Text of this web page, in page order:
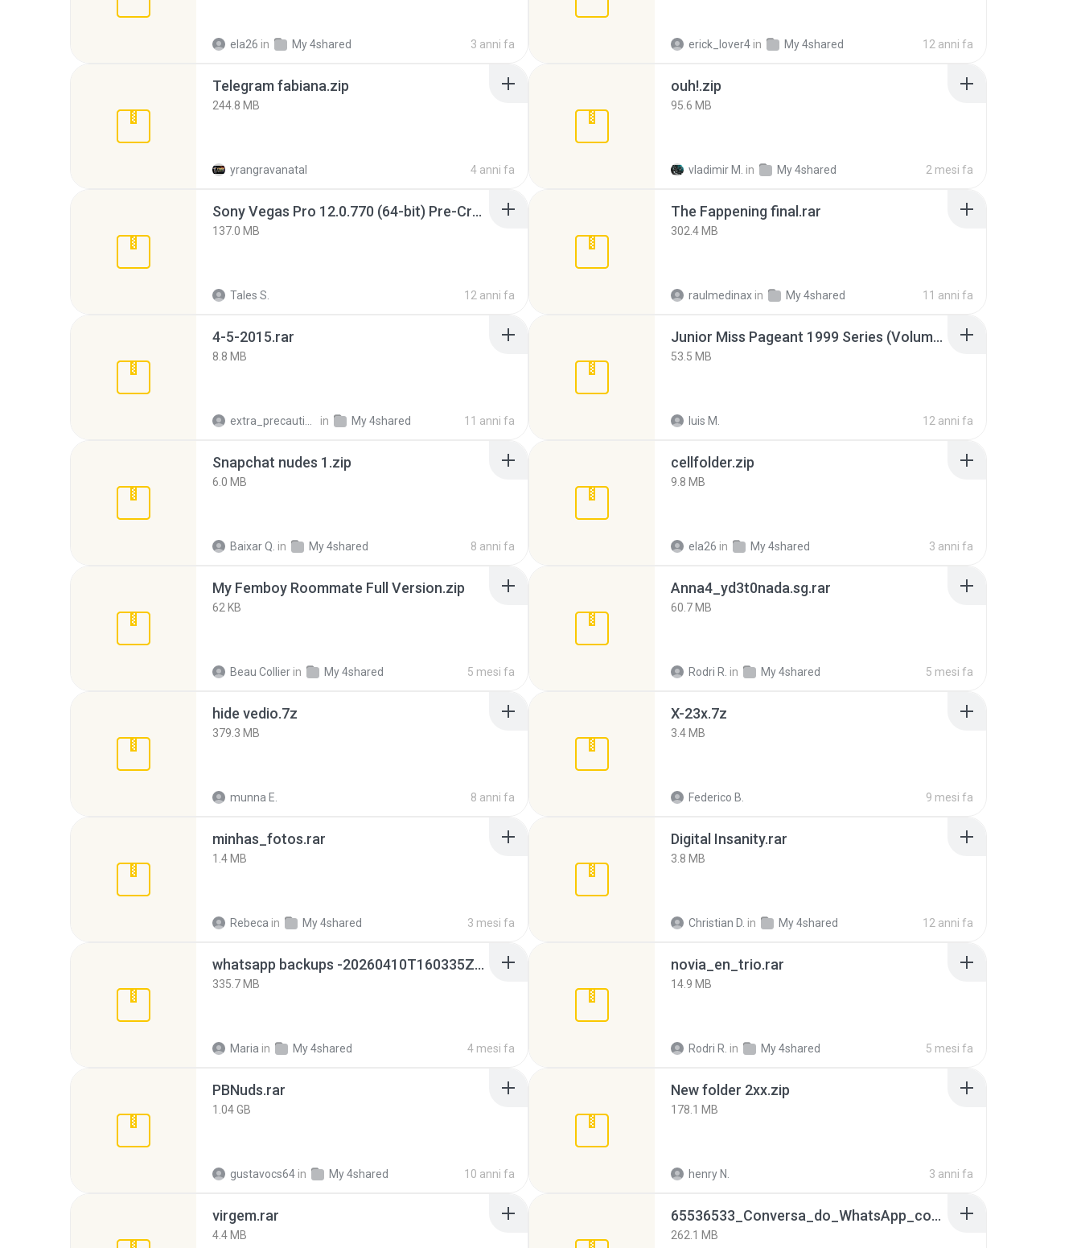
ela26 in My 4shared 3 anni fa erick_lover4 in My 4shared 12 anni fa
Telegram fabiana.zip
244.8 MB
yrangravanatal 4 anni fa
ouh!.zip
95.6 MB
vladimir M. in My 4shared 2 mesi fa
Sony Vegas Pro 12.0.770 (64-bit) Pre-Cracked.zip
137.0 MB
Tales S. 12 anni fa
The Fappening final.rar
302.4 MB
raulmedinax in My 4shared 11 anni fa
4-5-2015.rar
8.8 MB
in My 4shared 11 anni fa
Junior Miss Pageant 1999 Series (Volume I Part I NC 6).7z
53.5 MB
luis M. 12 anni fa
Snapchat nudes 1.zip
6.0 MB
Baixar Q. in My 4shared 8 anni fa
cellfolder.zip
9.8 MB
ela26 in My 4shared 3 anni fa
My Femboy Roommate Full Version.zip
62 KB
Beau Collier in My 4shared 5 mesi fa
Anna4_yd3t0nada.sg.rar
60.7 MB
Rodri R. in My 4shared 5 mesi fa
hide vedio.7z
379.3 MB
munna E. 8 anni fa
X-23x.7z
3.4 MB
Federico B. 9 mesi fa
minhas_fotos.rar
1.4 MB
Rebeca in My 4shared 3 mesi fa
Digital Insanity.rar
3.8 MB
Christian D. in My 4shared 12 anni fa
whatsapp backups -20260410T160335Z-3-001.zip
335.7 MB
Maria in My 4shared 4 mesi fa
novia_en_trio.rar
14.9 MB
Rodri R. in My 4shared 5 mesi fa
PBNuds.rar
1.04 GB
gustavocs64 in My 4shared 10 anni fa
New folder 2xx.zip
178.1 MB
henry N. 3 anni fa
virgem.rar
4.4 MB
65536533_Conversa_do_WhatsApp_com_Meu_Esposo.zip
262.1 MB